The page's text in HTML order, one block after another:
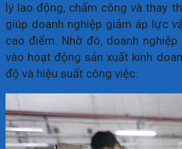
lý lao động, chấm công và thay
giúp doanh nghiệp giảm áp lực
cao điểm. Nhờ đó, doanh
vào hoạt động sản xuất kinh
độ và hiệu suất công việc.